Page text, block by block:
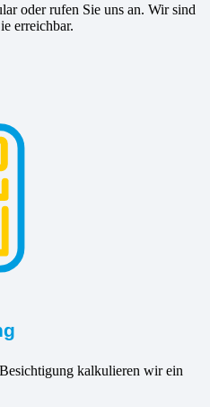
oder rufen Sie uns an. Wir sind
erreichbar.
kalkulieren wir ein